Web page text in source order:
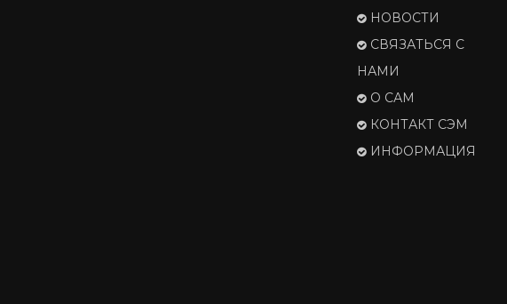
НОВОСТИ
СВЯЗАТЬСЯ С
НАМИ
О САМ
КОНТАКТ СЭМ
ИНФОРМАЦИЯ